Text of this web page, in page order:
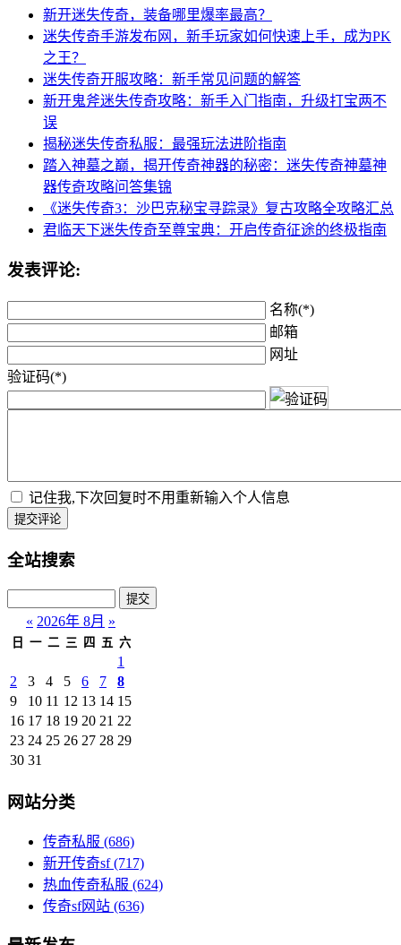
新开迷失传奇，装备哪里爆率最高？
迷失传奇手游发布网，新手玩家如何快速上手，成为PK
之王？
迷失传奇开服攻略：新手常见问题的解答
新开鬼斧迷失传奇攻略：新手入门指南，升级打宝两不
误
揭秘迷失传奇私服：最强玩法进阶指南
踏入神墓之巅，揭开传奇神器的秘密：迷失传奇神墓神
器传奇攻略问答集锦
《迷失传奇3：沙巴克秘宝寻踪录》复古攻略全攻略汇总
君临天下迷失传奇至尊宝典：开启传奇征途的终极指南
发表评论:
名称(*)
邮箱
网址
验证码(*)
记住我,下次回复时不用重新输入个人信息
提交评论
全站搜索
« 2026年 8月 »
日 一 二 三 四 五 六
1
2
3 4 5 6 7
8
9
10 11 12 13 14 15
16 17 18 19 20 21 22
23 24 25 26 27 28 29
30 31
网站分类
传奇私服 (686)
新开传奇sf(717)
热血传奇私服 (624)
传奇sf网站 (636)